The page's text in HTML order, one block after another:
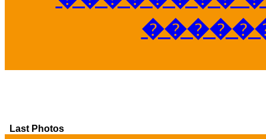
Last Photos